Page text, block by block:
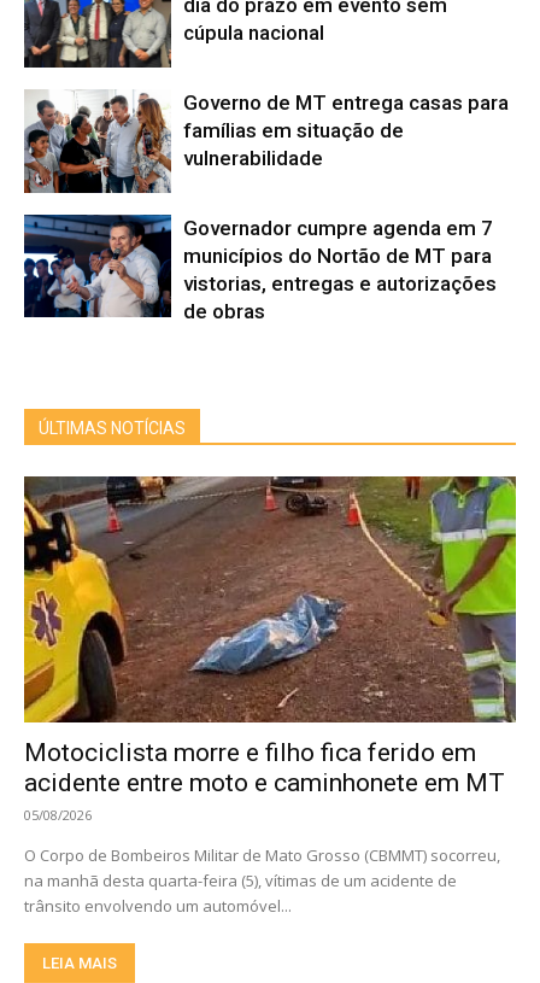
dia do prazo em evento sem
cúpula nacional
Governo de MT entrega casas para
famílias em situação de
vulnerabilidade
Governador cumpre agenda em 7
municípios do Nortão de MT para
vistorias, entregas e autorizações
de obras
ÚLTIMAS NOTÍCIAS
Motociclista morre e filho fica ferido em
acidente entre moto e caminhonete em MT
05/08/2026
O Corpo de Bombeiros Militar de Mato Grosso (CBMMT) socorreu,
na manhã desta quarta-feira (5), vítimas de um acidente de
trânsito envolvendo um automóvel...
LEIA MAIS